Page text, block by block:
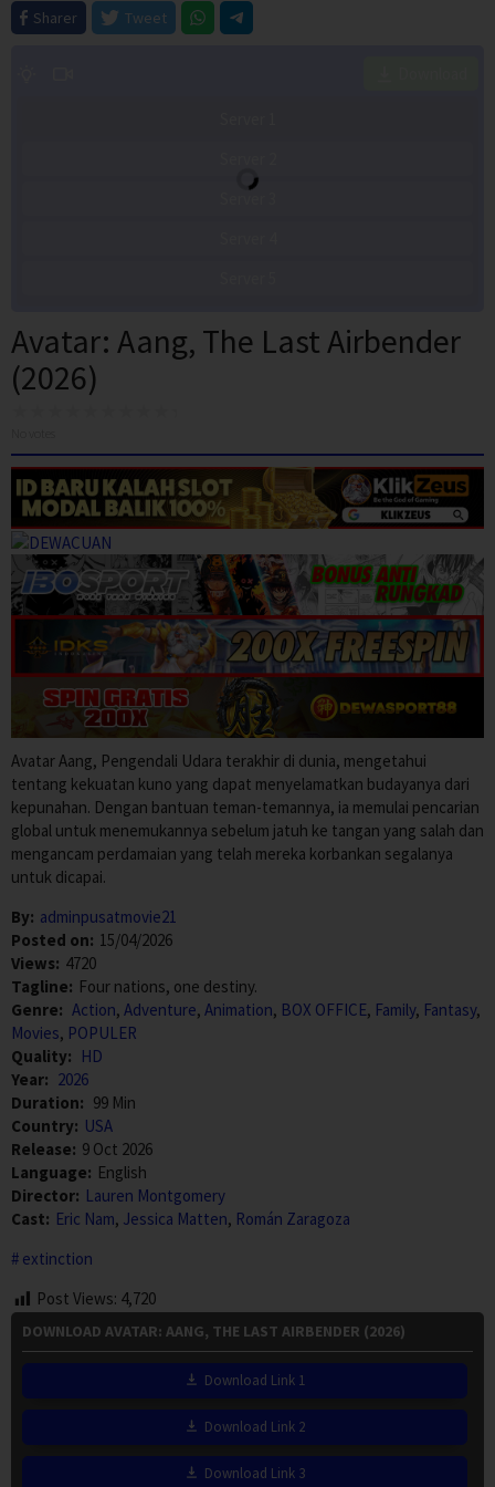
Sharer
Tweet
Avatar: Aang, The Last Airbender
(2026)
Avatar Aang, Pengendali Udara terakhir di dunia, mengetahui
tentang kekuatan kuno yang dapat menyelamatkan budayanya dari
kepunahan. Dengan bantuan teman-temannya, ia memulai pencarian
global untuk menemukannya sebelum jatuh ke tangan yang salah dan
mengancam perdamaian yang telah mereka korbankan segalanya
untuk dicapai.
By: adminpusatmovie21
Posted on: 15/04/2026
Views: 4720
Tagline: Four nations, one destiny.
Genre: Action, Adventure, Animation, BOX OFFICE, Family, Fantasy,
Movies, POPULER
Quality: HD
Year: 2026
Duration: 99 Min
Country: USA
Release: 9 Oct 2026
Language: English
Director: Lauren Montgomery
Cast: Eric Nam, Jessica Matten, Román Zaragoza
extinction
Post Views: 4,720
DOWNLOAD AVATAR: AANG, THE LAST AIRBENDER (2026)
Download Link 1
Download Link 2
Download Link 3